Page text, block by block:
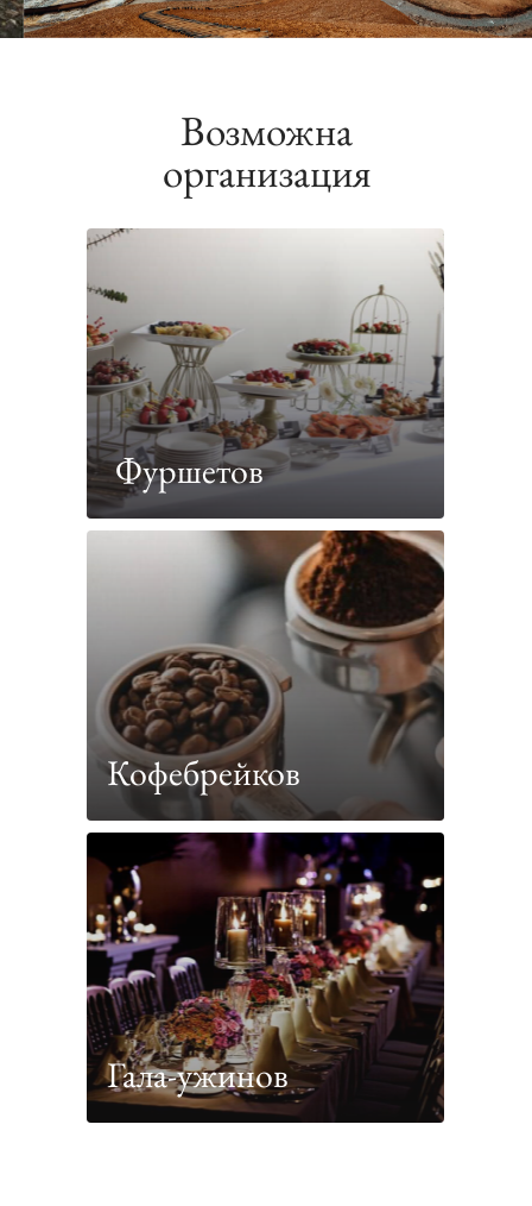
Фуршетов
Кофебрейков
Гала-ужинов
Возможна
организация